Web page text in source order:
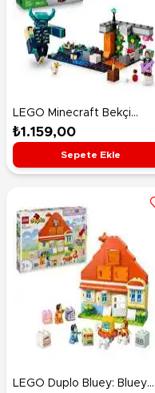
LEGO Minecraft Bekçi
Karşılaşması 21274
₺1.159,00
Sepete Ekle
LEGO Duplo Bluey: Bluey